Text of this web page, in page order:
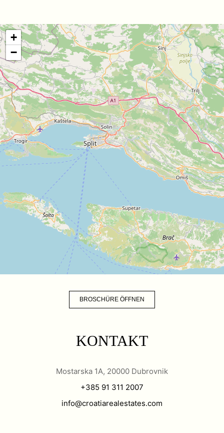
+
−
BROSCHÜRE ÖFFNEN
KONTAKT
Mostarska 1A, 20000 Dubrovnik
+385 91 311 2007
info@croatiarealestates.com